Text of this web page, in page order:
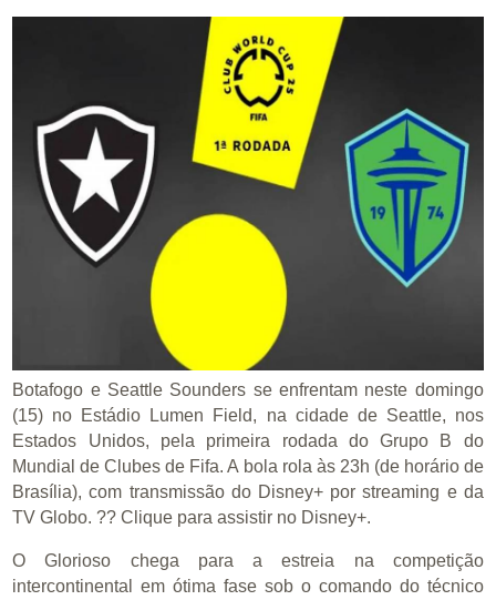
Botafogo e Seattle Sounders se enfrentam neste domingo
(15) no Estádio Lumen Field, na cidade de Seattle, nos
Estados Unidos, pela primeira rodada do Grupo B do
Mundial de Clubes de Fifa. A bola rola às 23h (de horário de
Brasília), com transmissão do Disney+ por streaming e da
TV Globo. ?? Clique para assistir no Disney+.
O Glorioso chega para a estreia na competição
intercontinental em ótima fase sob o comando do técnico